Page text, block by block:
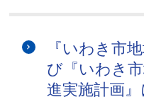
『いわき市
び『いわき
進実施計画